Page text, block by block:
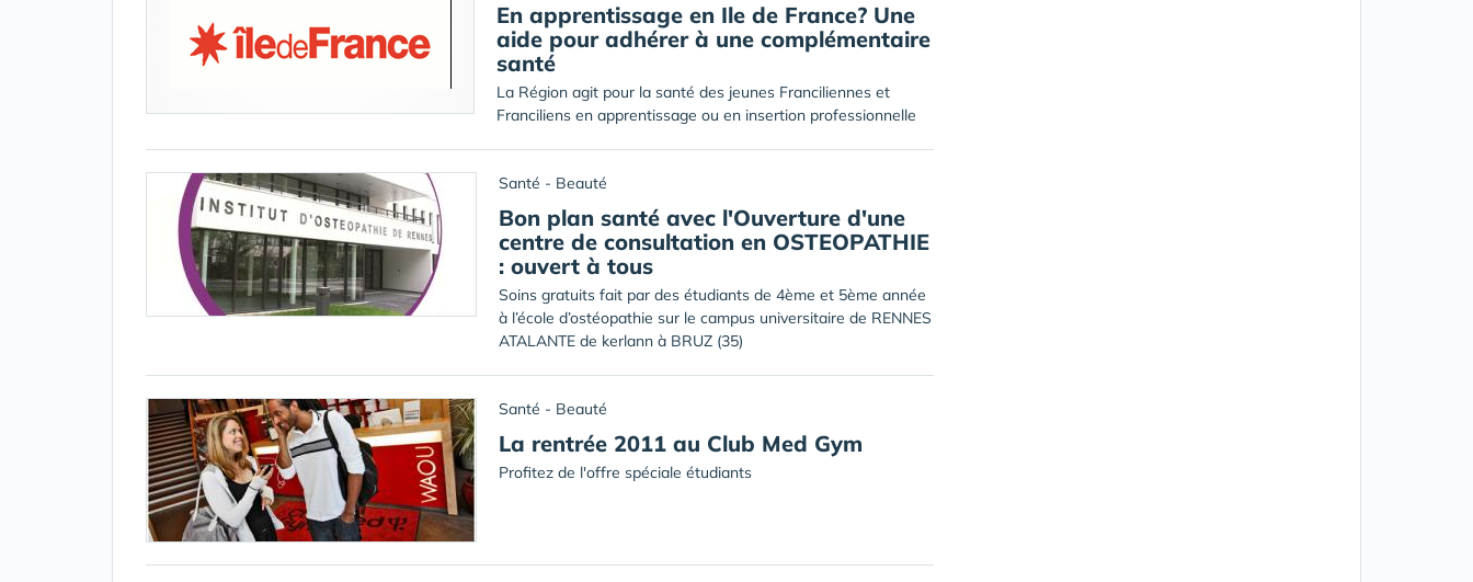
En apprentissage en Ile de France? Une
aide pour adhérer à une complémentaire
santé
La Région agit pour la santé des jeunes Franciliennes et
Franciliens en apprentissage ou en insertion professionnelle
Santé - Beauté
Bon plan santé avec l'Ouverture d'une
centre de consultation en OSTEOPATHIE
: ouvert à tous
Soins gratuits fait par des étudiants de 4ème et 5ème année
à l’école d’ostéopathie sur le campus universitaire de RENNES
ATALANTE de kerlann à BRUZ (35)
Santé - Beauté
La rentrée 2011 au Club Med Gym
Profitez de l'offre spéciale étudiants